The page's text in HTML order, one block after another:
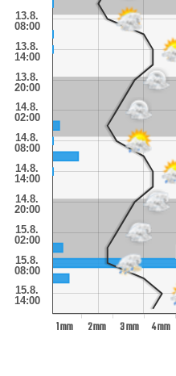
13.8.
08:00
13.8.
14:00
13.8.
20:00
14.8.
02:00
14.8.
08:00
14.8.
14:00
14.8.
20:00
15.8.
02:00
15.8.
08:00
15.8.
14:00
1 mm 2 mm 3 mm 4 mm